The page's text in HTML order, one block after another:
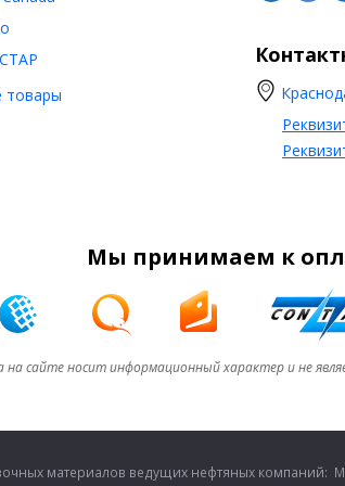
товары
Мы принимаем к
на сайте носит информационный характер и не
материалов ведущих нефтяных компаний: